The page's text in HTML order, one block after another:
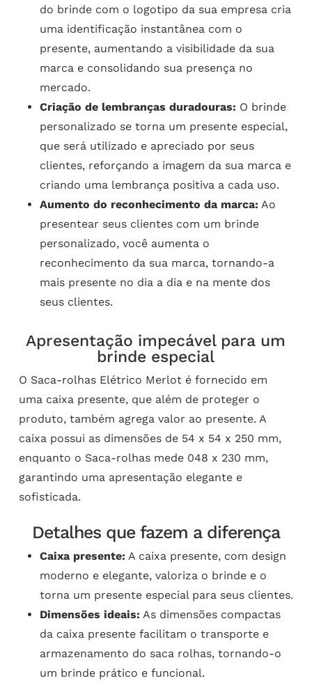
do brinde com o logotipo da sua empresa cria
uma identificação instantânea com o
presente, aumentando a visibilidade da sua
marca e consolidando sua presença no
mercado.
Criação de lembranças duradouras: O brinde
personalizado se torna um presente especial,
que será utilizado e apreciado por seus
clientes, reforçando a imagem da sua marca e
criando uma lembrança positiva a cada uso.
Aumento do reconhecimento da marca: Ao
presentear seus clientes com um brinde
personalizado, você aumenta o
reconhecimento da sua marca, tornando-a
mais presente no dia a dia e na mente dos
seus clientes.
Apresentação impecável para um
brinde especial
O Saca-rolhas Elétrico Merlot é fornecido em
uma caixa presente, que além de proteger o
produto, também agrega valor ao presente. A
caixa possui as dimensões de 54 x 54 x 250 mm,
enquanto o Saca-rolhas mede 048 x 230 mm,
garantindo uma apresentação elegante e
sofisticada.
Detalhes que fazem a diferença
Caixa presente: A caixa presente, com design
moderno e elegante, valoriza o brinde e o
torna um presente especial para seus clientes.
Dimensões ideais: As dimensões compactas
da caixa presente facilitam o transporte e
armazenamento do saca rolhas, tornando-o
um brinde prático e funcional.